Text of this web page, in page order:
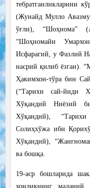
тебратганликларини
(Жунайд Мулло
ўғли), “Шоҳнома”
“Шоҳномайи
Исфарагий, у Фазлий
насрий қилиб ёзган).
Ҳакимхон-тўра бин
(“Тарихи сай-йиди
Хўқандий Ниёзий
Хўқандий),
Солиҳхўжа ибн
Хўқандий),
ва бошқа.
19-аср бошларида
хонликнинг маданий